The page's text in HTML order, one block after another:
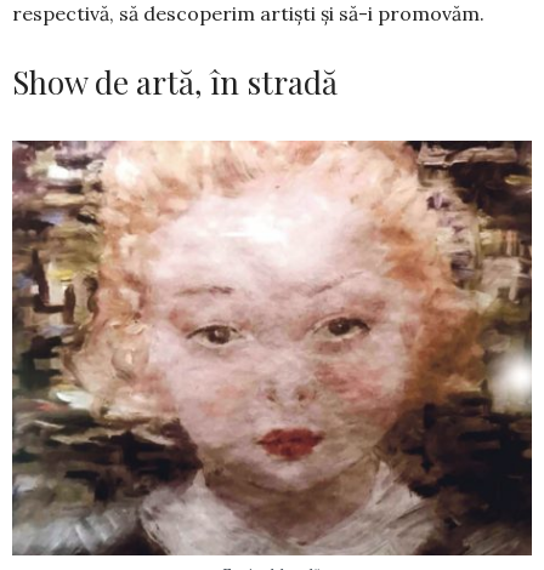
respectivă, să descoperim artiști și să-i promovăm.
Show de artă, în stradă